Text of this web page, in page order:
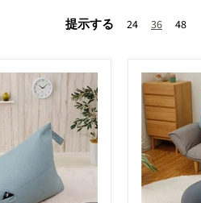
提示する 24 36 48